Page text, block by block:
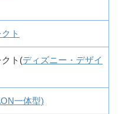
ト
ト(ディズニー・デザイ
一体型)